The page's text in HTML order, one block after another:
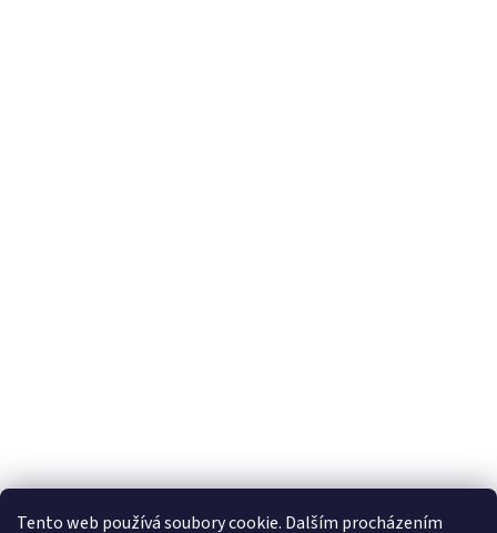
Tento web používá soubory cookie. Dalším procházením